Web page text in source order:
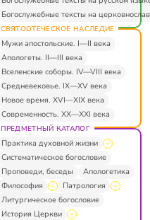
Богослужебные тексты на
СВЯТООТЕЧЕСКОЕ НАСЛЕДИЕ
Мужи апостольские. I—II века
Апологеты. II—III века
Вселенские соборы. IV—VIII века
Средневековье. IX—XV века
Новое время. XVI—XIX века
Современность. XX—XXI века
ПРЕДМЕТНЫЙ КАТАЛОГ
Практика духовной жизни
Систематическое богословие
Проповеди, беседы
Апологетика
Философия
Патрология
Литургическое богословие
История Церкви